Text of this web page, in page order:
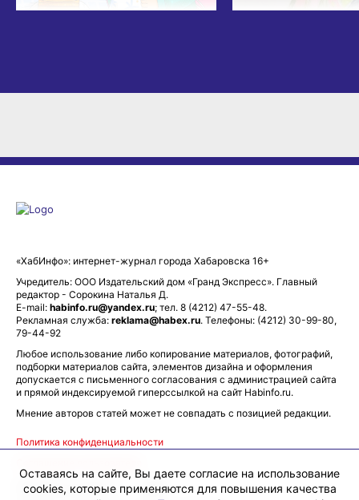
«ХабИнфо»: интернет-журнал города Хабаровска 16+
Учредитель: ООО Издательский дом «Гранд Экспресс». Главный
редактор - Сорокина Наталья Д.
E-mail: habinfo.ru@yandex.ru; тел. 8 (4212) 47-55-48.
Рекламная служба: reklama@habex.ru. Телефоны: (4212) 30-99-80,
79-44-92
Любое использование либо копирование материалов, фотографий,
подборки материалов сайта, элементов дизайна и оформления
допускается с письменного согласования с администрацией сайта
и прямой индексируемой гиперссылкой на сайт Habinfo.ru.
Мнение авторов статей может не совпадать с позицией редакции.
Политика конфиденциальности
Подписка на новости: RSS
Оставаясь на сайте, Вы даете согласие на использование
cookies, которые применяются для повышения качества